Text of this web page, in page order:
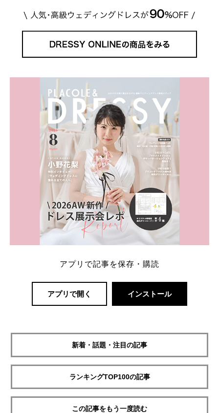
アプリで記事を保存・購読
アプリで開く インストール
新着・話題・注目の記事
ランキングTOP100の記事
この記事をもう一度読む